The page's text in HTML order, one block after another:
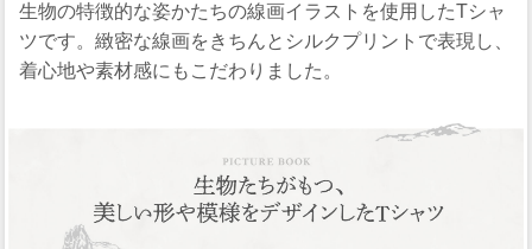
生物の特徴的な姿かたちの線画イラストを使用したTシャ
ツです。緻密な線画をきちんとシルクプリントで表現し、
着心地や素材感にもこだわりました。